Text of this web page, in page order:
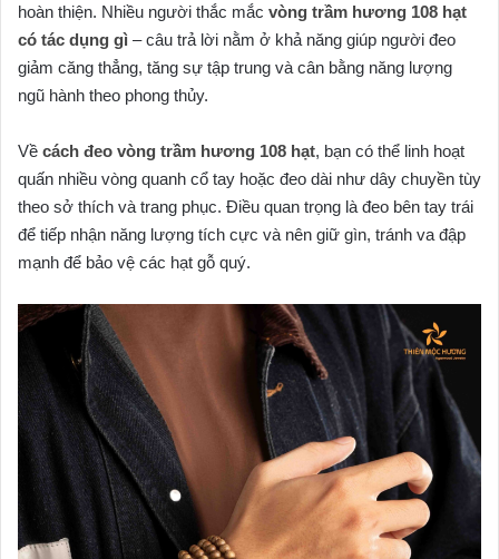
hoàn thiện. Nhiều người thắc mắc vòng trầm hương 108 hạt
có tác dụng gì – câu trả lời nằm ở khả năng giúp người đeo
giảm căng thẳng, tăng sự tập trung và cân bằng năng lượng
ngũ hành theo phong thủy.
Về cách đeo vòng trầm hương 108 hạt, bạn có thể linh hoạt
quấn nhiều vòng quanh cổ tay hoặc đeo dài như dây chuyền tùy
theo sở thích và trang phục. Điều quan trọng là đeo bên tay trái
để tiếp nhận năng lượng tích cực và nên giữ gìn, tránh va đập
mạnh để bảo vệ các hạt gỗ quý.